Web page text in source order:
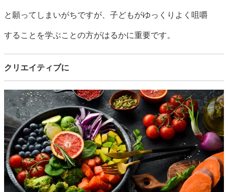
と願ってしまいがちですが、子どもがゆっくりよく咀嚼
することを学ぶことの方がはるかに重要です。
クリエイティブに